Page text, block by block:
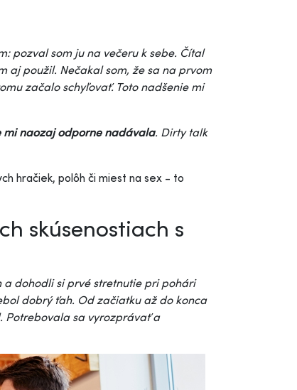
pozval som ju na večeru k sebe. Čítal
aj použil. Nečakal som, že sa na prvom
začalo schyľovať. Toto nadšenie mi
mi naozaj odporne nadávala. Dirty talk
hračiek, polôh či miest na sex - to
skúsenostiach s
a dohodli si prvé stretnutie pri pohári
dobrý ťah. Od začiatku až do konca
Potrebovala sa vyrozprávať a